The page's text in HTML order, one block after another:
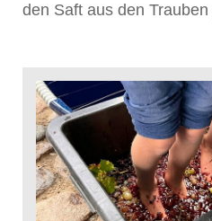
den Saft aus den